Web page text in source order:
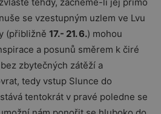
se vzestupným uzlem ve Lvu
(přibližně 17.- 21. 6.) mohou
a posunů směrem k čiré
zbytečných zátěží a
tedy vstup Slunce do
tentokrát v pravé poledne se